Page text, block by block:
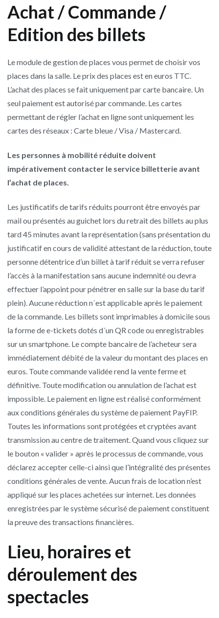
Achat / Commande /
Edition des billets
Le module de gestion de places vous permet de choisir vos
places dans la salle. Le prix des places est en euros TTC.
L’achat des places se fait uniquement par carte bancaire. Un
seul paiement est autorisé par commande. Les cartes
permettant de régler l’achat en ligne sont uniquement les
cartes des réseaux : Carte bleue / Visa / Mastercard.
Les personnes à mobilité réduite doivent
impérativement contacter le service billetterie avant
l’achat de places.
Les justificatifs de tarifs réduits pourront être envoyés par
mail ou présentés au guichet lors du retrait des billets au plus
tard 45 minutes avant la représentation (sans présentation du
justificatif en cours de validité attestant de la réduction, toute
personne détentrice d’un billet à tarif réduit se verra refuser
l’accès à la manifestation sans aucune indemnité ou devra
effectuer l’appoint pour pénétrer en salle sur la base du tarif
plein). Aucune réduction n´est applicable après le paiement
de la commande. Les billets sont imprimables à domicile sous
la forme de e-tickets dotés d´un QR code ou enregistrables
sur un smartphone. Le compte bancaire de l’acheteur sera
immédiatement débité de la valeur du montant des places en
euros. Toute commande validée rend la vente ferme et
définitive. Toute modification ou annulation de l’achat est
impossible. Le paiement en ligne est réalisé conformément
aux conditions générales du système de paiement PayFIP.
Toutes les informations sont protégées et cryptées avant
transmission au centre de traitement. Quand vous cliquez sur
le bouton « valider » après le processus de commande, vous
déclarez accepter celle-ci ainsi que l’intégralité des présentes
conditions générales de vente. Aucun frais de location n’est
appliqué sur les places achetées sur internet. Les données
enregistrées par le système sécurisé de paiement constituent
la preuve des transactions financières.
Lieu, horaires et
déroulement des
spectacles